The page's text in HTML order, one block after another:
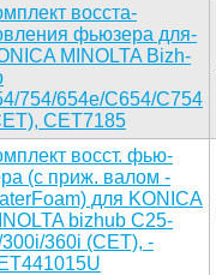
восста­
ф­ьюзера для­
MI­NOLTA Bizh­
754­/654e/C654­/C754
CET7185­
­восст. фью­
(с пр­иж. валом
для KONIC­A
­bizhub C25­
36­0i (CET),